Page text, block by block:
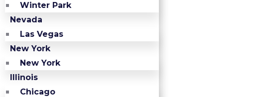
Winter Park
Nevada
Las Vegas
New York
New York
Illinois
Chicago